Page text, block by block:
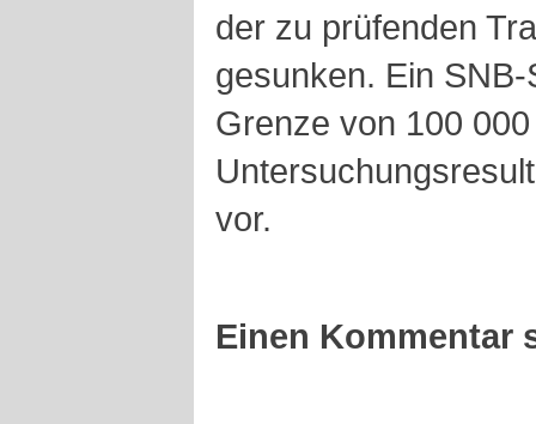
der zu prüfenden
gesunken. Ein
Grenze von 100
vor.
Einen Kommentar